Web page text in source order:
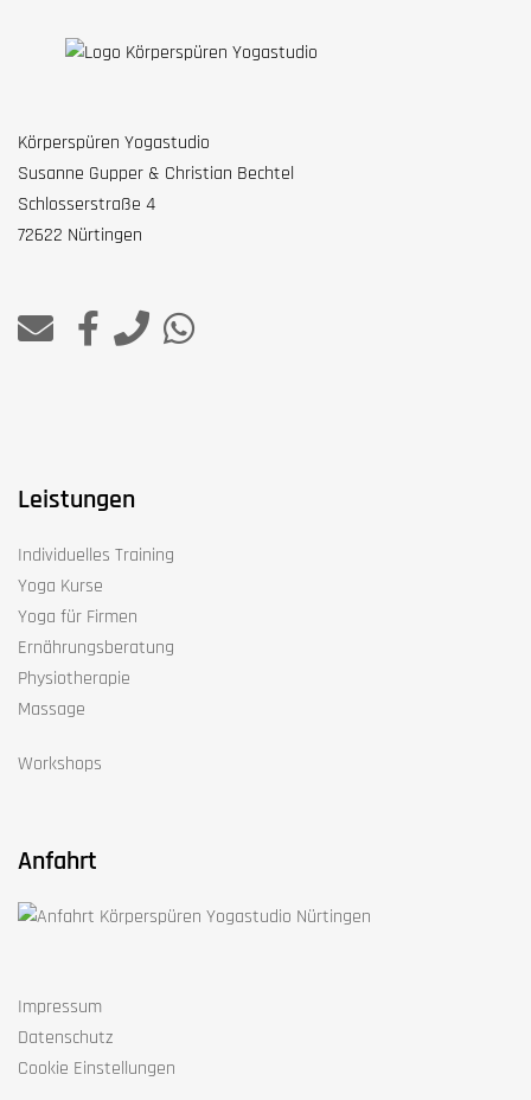
Körperspüren Yogastudio
Susanne Gupper & Christian Bechtel
Schlosserstraße 4
72622 Nürtingen
Leistungen
Individuelles Training
Yoga Kurse
Yoga für Firmen
Ernährungsberatung
Physiotherapie
Massage
Workshops
Anfahrt
Impressum
Datenschutz
Cookie Einstellungen